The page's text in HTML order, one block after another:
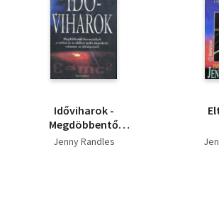
Időviharok -
Megdöbbentő
bizonyítékok a térben
Jenny Randles